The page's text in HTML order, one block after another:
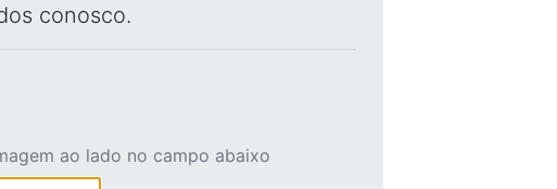
conosco.
ao lado no campo abaixo